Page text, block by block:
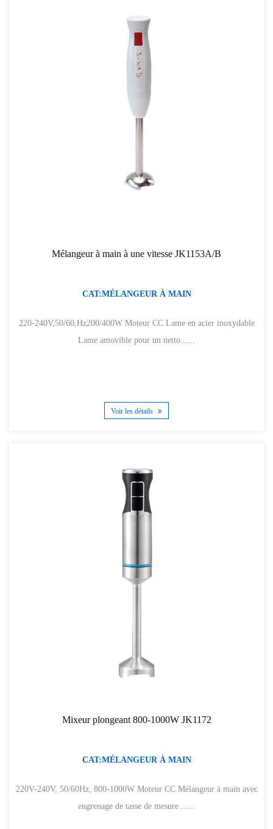
Mélangeur à main à une vitesse JK1153A/B
CAT:MÉLANGEUR À MAIN
220-240V,50/60,Hz200/400W Moteur CC Lame en acier inoxydable
Lame amovible pour un netto......
Voir les détails
Mixeur plongeant 800-1000W JK1172
CAT:MÉLANGEUR À MAIN
220V-240V, 50/60Hz, 800-1000W Moteur CC Mélangeur à main avec
engrenage de tasse de mesure ......